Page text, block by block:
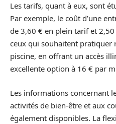
Les tarifs, quant à eux, sont
Par exemple, le coût d’une
de 3,60 € en plein tarif et
ceux qui souhaitent pratiquer
piscine, en offrant un accès
excellente option à 16 € par
Les informations concernant
activités de bien-être et aux
également disponibles. La